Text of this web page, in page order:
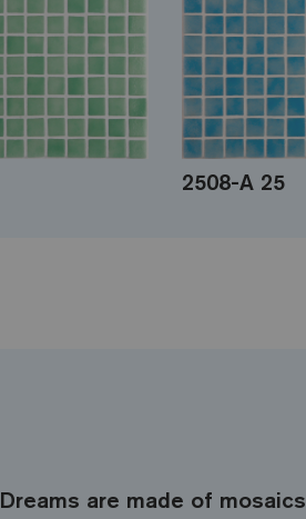
2508-A 25
Dreams are made of mosaics